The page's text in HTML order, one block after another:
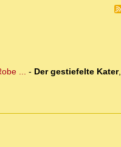
... - Der gestiefelte Kater,